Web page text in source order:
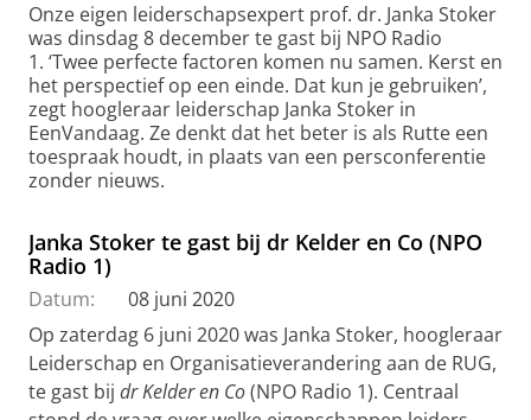
Onze eigen leiderschapsexpert prof. dr. Janka Stoker
was dinsdag 8 december te gast bij NPO Radio
1. ‘Twee perfecte factoren komen nu samen. Kerst en
het perspectief op een einde. Dat kun je gebruiken’,
zegt hoogleraar leiderschap Janka Stoker in
EenVandaag. Ze denkt dat het beter is als Rutte een
toespraak houdt, in plaats van een persconferentie
zonder nieuws.
Janka Stoker te gast bij dr Kelder en Co (NPO
Radio 1)
Datum:
08 juni 2020
Op zaterdag 6 juni 2020 was Janka Stoker, hoogleraar
Leiderschap en Organisatieverandering aan de RUG,
te gast bij dr Kelder en Co(NPO Radio 1). Centraal